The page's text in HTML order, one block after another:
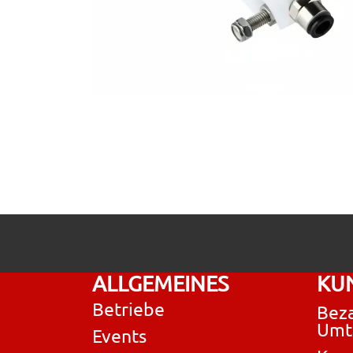
ALLGEMEINES
Betriebe
Events